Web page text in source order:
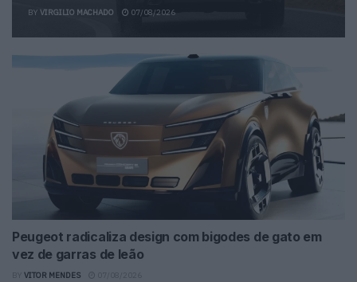
BY VIRGILIO MACHADO 07/08/2026
Peugeot radicaliza design com bigodes de gato em
vez de garras de leão
VITOR MENDES